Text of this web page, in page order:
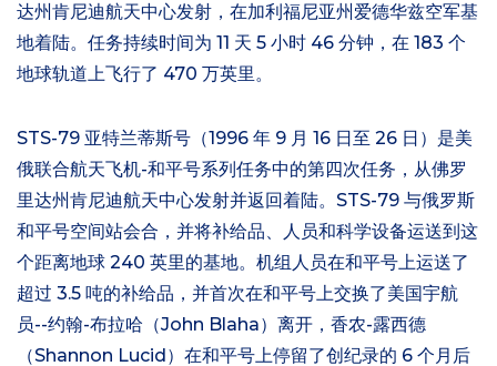
达州肯尼迪航天中心发射，在加利福尼亚州爱德华兹空军基
地着陆。任务持续时间为 11 天 5 小时 46 分钟，在 183 个
地球轨道上飞行了 470 万英里。
STS-79 亚特兰蒂斯号（1996 年 9 月 16 日至 26 日）是美
俄联合航天飞机-和平号系列任务中的第四次任务，从佛罗
里达州肯尼迪航天中心发射并返回着陆。STS-79 与俄罗斯
和平号空间站会合，并将补给品、人员和科学设备运送到这
个距离地球 240 英里的基地。机组人员在和平号上运送了
超过 3.5 吨的补给品，并首次在和平号上交换了美国宇航
员--约翰-布拉哈（John Blaha）离开，香农-露西德
（Shannon Lucid）在和平号上停留了创纪录的 6 个月后